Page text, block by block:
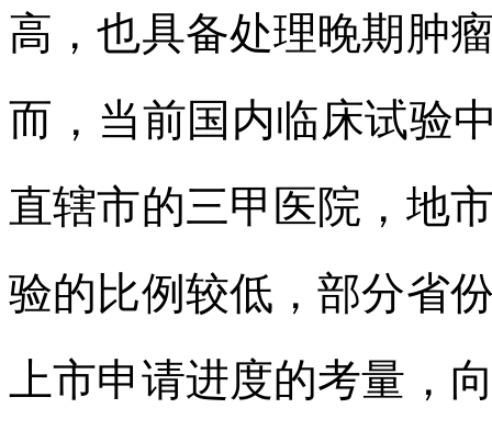
高，也具备处理晚期肿
而，当前国内临床试验
直辖市的三甲医院，地
验的比例较低，部分省
上市申请进度的考量，